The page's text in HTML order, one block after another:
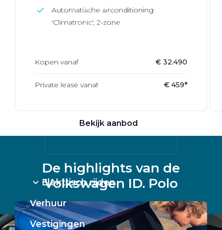
VW Bedrijfswagens
Alle elektrische auto's
Elektrisch rijden
Bekijk aanbod
Elektrisch rijden
Verhuur
Vestigingen
Automatische airconditioning
'Climatronic', 2-zone
Kopen vanaf € 32.490
Private lease vanaf € 459*
De highlights van de
Volkswagen ID. Polo